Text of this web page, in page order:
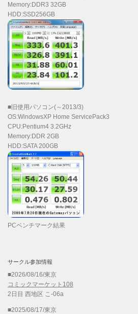
Memory:DDR3 32GB
HDD:SSD256GB
■旧使用パソコン(～2013/3)
OS:WindowsXP Home ServicePack3
CPU:Pentium4 3.2GHz
Memory:DDR 2GB
HDD:SATA 200GB
PCベンチマーク結果
サークル参加情報
■2026/08/16/東京
コミックマーケット108
2日目 西地区 こ-06a
■2025/08/17/東京